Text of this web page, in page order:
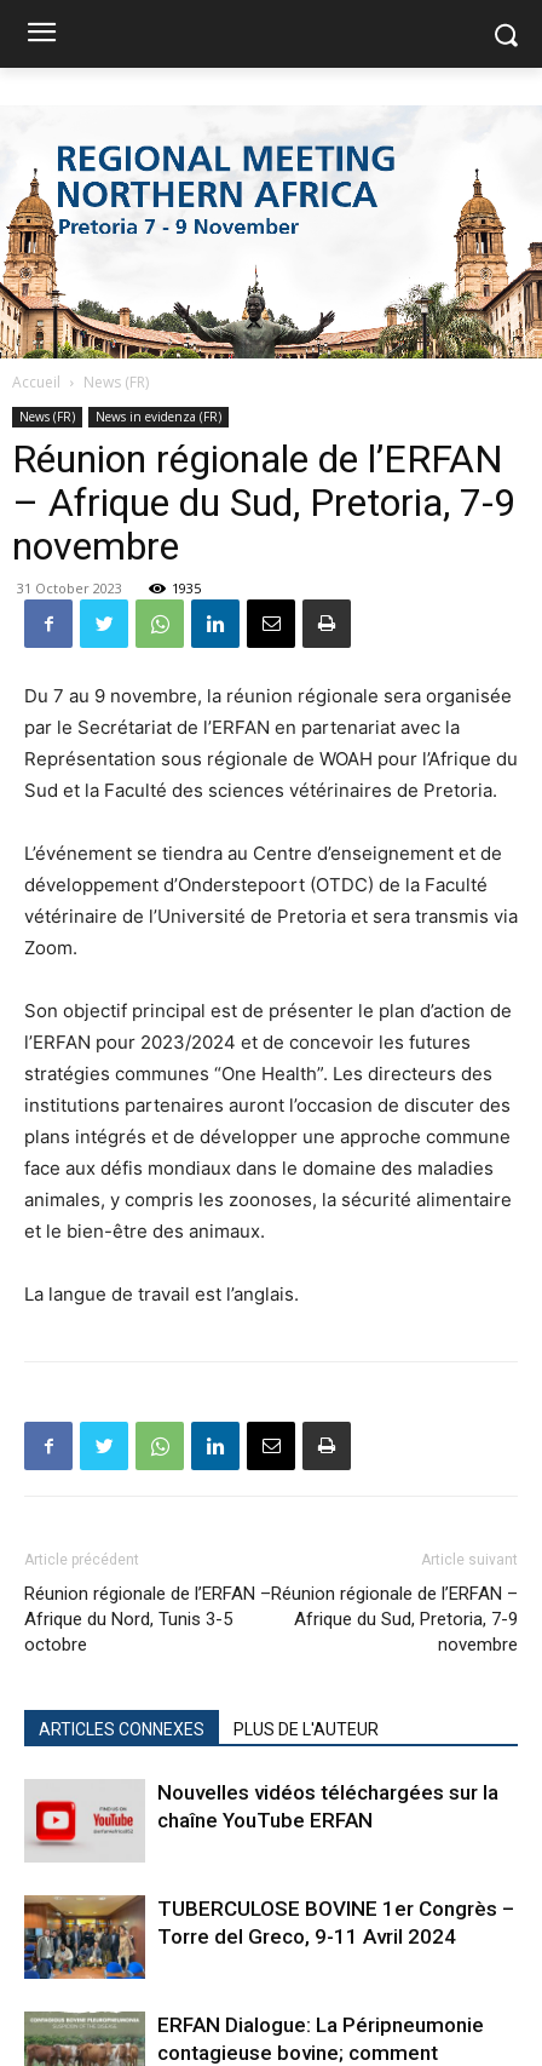
Accueil News (FR)
News (FR) News in evidenza (FR)
Réunion régionale de l’ERFAN
– Afrique du Sud, Pretoria, 7-9
novembre
31 October 2023 1935
Du 7 au 9 novembre, la réunion régionale sera organisée
par le Secrétariat de l’ERFAN en partenariat avec la
Représentation sous régionale de WOAH pour l’Afrique du
Sud et la Faculté des sciences vétérinaires de Pretoria.
L’événement se tiendra au Centre d’enseignement et de
développement d’Onderstepoort (OTDC) de la Faculté
vétérinaire de l’Université de Pretoria et sera transmis via
Zoom.
Son objectif principal est de présenter le plan d’action de
l’ERFAN pour 2023/2024 et de concevoir les futures
stratégies communes “One Health”. Les directeurs des
institutions partenaires auront l’occasion de discuter des
plans intégrés et de développer une approche commune
face aux défis mondiaux dans le domaine des maladies
animales, y compris les zoonoses, la sécurité alimentaire
et le bien-être des animaux.
La langue de travail est l’anglais.
Article précédent
Réunion régionale de l’ERFAN –
Afrique du Nord, Tunis 3-5
octobre
Article suivant
Réunion régionale de l’ERFAN –
Afrique du Sud, Pretoria, 7-9
novembre
ARTICLES CONNEXES PLUS DE L'AUTEUR
Nouvelles vidéos téléchargées sur la
chaîne YouTube ERFAN
TUBERCULOSE BOVINE 1er Congrès –
Torre del Greco, 9-11 Avril 2024
ERFAN Dialogue: La Péripneumonie
contagieuse bovine; comment